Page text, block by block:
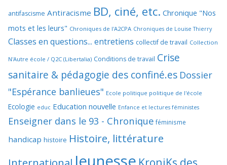
antifascisme Antiracisme BD, ciné, etc. Chronique "Nos
mots et les leurs" Chroniques de l'A2CPA Chroniques de Louise Thierry
Classes en questions... entretiens collectif de travail Collection
N'Autre école / Q2C (Libertalia) Conditions de travail Crise
sanitaire & pédagogie des confiné.es Dossier
"Espérance banlieues" Ecole politique politique de l'école
Ecologie educ Education nouvelle Enfance et lectures féministes
Enseigner dans le 93 - Chronique féminisme
handicap histoire Histoire, littérature